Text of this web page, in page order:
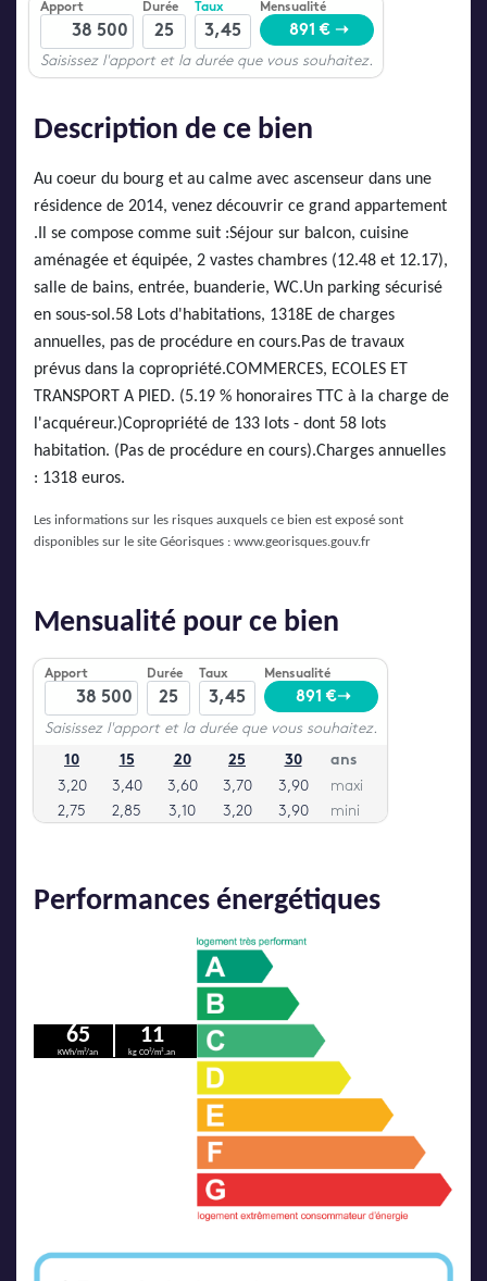
Description de ce bien
Au coeur du bourg et au calme avec ascenseur dans une
résidence de 2014, venez découvrir ce grand appartement
.Il se compose comme suit :Séjour sur balcon, cuisine
aménagée et équipée, 2 vastes chambres (12.48 et 12.17),
salle de bains, entrée, buanderie, WC.Un parking sécurisé
en sous-sol.58 Lots d'habitations, 1318E de charges
annuelles, pas de procédure en cours.Pas de travaux
prévus dans la copropriété.COMMERCES, ECOLES ET
TRANSPORT A PIED. (5.19 % honoraires TTC à la charge de
l'acquéreur.)Copropriété de 133 lots - dont 58 lots
habitation. (Pas de procédure en cours).Charges annuelles
: 1318 euros.
Les informations sur les risques auxquels ce bien est exposé sont
disponibles sur le site Géorisques : www.georisques.gouv.fr
Performances énergétiques
65
KWh/m²/an
11
kg CO²/m².an
Mensualité pour ce bien